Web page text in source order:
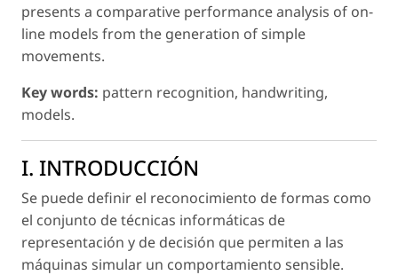
presents a comparative performance analysis of on-
line models from the generation of simple
movements.
Key words: pattern recognition, handwriting,
models.
I. INTRODUCCIÓN
Se puede definir el reconocimiento de formas como
el conjunto de técnicas informáticas de
representación y de decisión que permiten a las
máquinas simular un comportamiento sensible.